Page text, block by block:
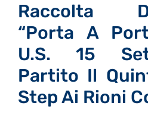
Raccolta
“porta A
U.s. 15
Partito Il
Step Ai Rioni